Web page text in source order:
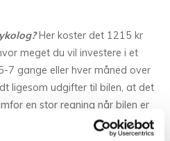
Her koster det 1215 kr
meget du vil investere i et
7 gange eller hver måned over
ligesom udgifter til bilen, at det
en stor regning når bilen er